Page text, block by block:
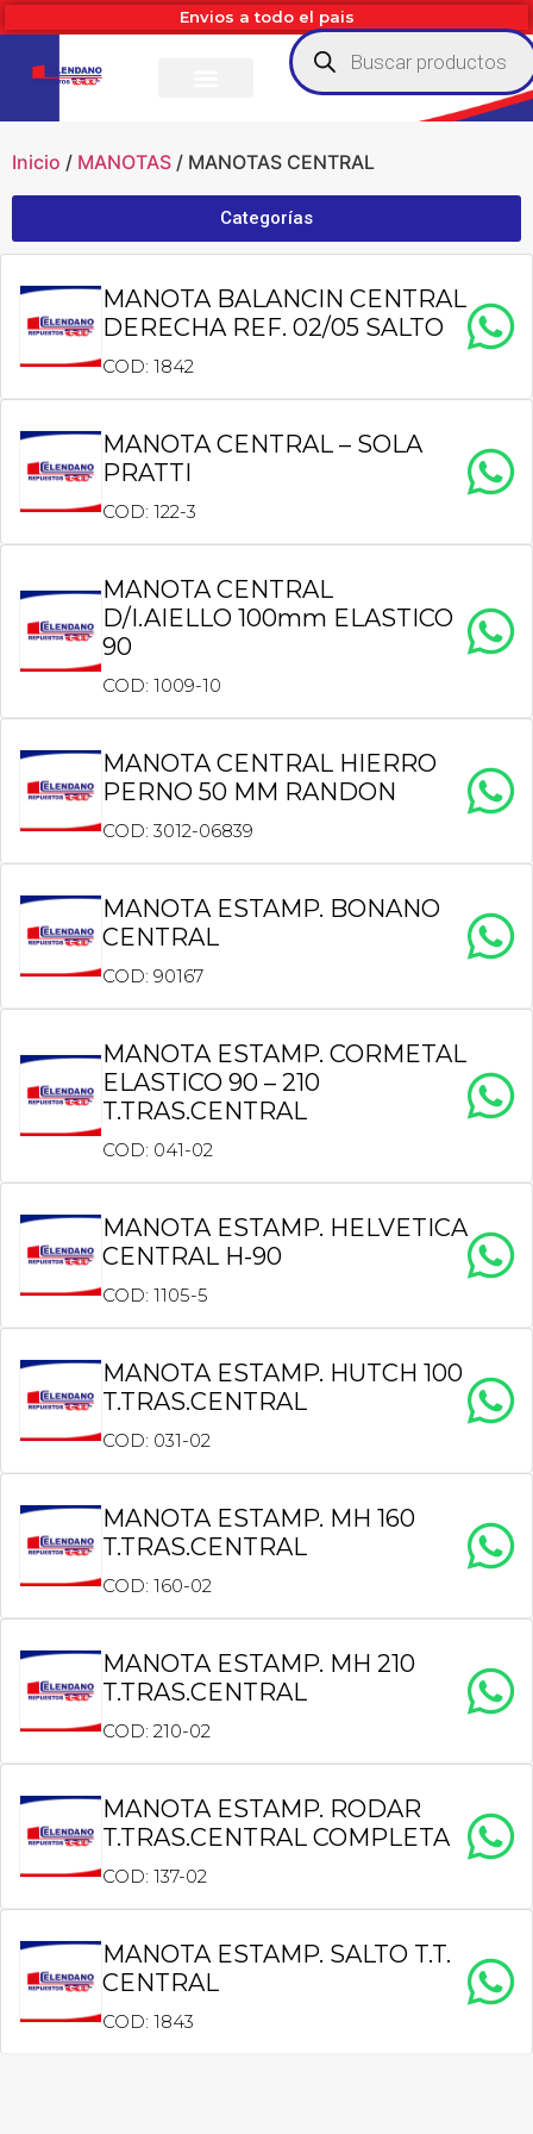
Envios a todo el pais
Inicio / MANOTAS / MANOTAS CENTRAL
Categorías
MANOTA BALANCIN CENTRAL
DERECHA REF. 02/05 SALTO
COD: 1842
MANOTA CENTRAL – SOLA
PRATTI
COD: 122-3
MANOTA CENTRAL
D/I.AIELLO 100mm ELASTICO
90
COD: 1009-10
MANOTA CENTRAL HIERRO
PERNO 50 MM RANDON
COD: 3012-06839
MANOTA ESTAMP. BONANO
CENTRAL
COD: 90167
MANOTA ESTAMP. CORMETAL
ELASTICO 90 – 210
T.TRAS.CENTRAL
COD: 041-02
MANOTA ESTAMP. HELVETICA
CENTRAL H-90
COD: 1105-5
MANOTA ESTAMP. HUTCH 100
T.TRAS.CENTRAL
COD: 031-02
MANOTA ESTAMP. MH 160
T.TRAS.CENTRAL
COD: 160-02
MANOTA ESTAMP. MH 210
T.TRAS.CENTRAL
COD: 210-02
MANOTA ESTAMP. RODAR
T.TRAS.CENTRAL COMPLETA
COD: 137-02
MANOTA ESTAMP. SALTO T.T.
CENTRAL
COD: 1843